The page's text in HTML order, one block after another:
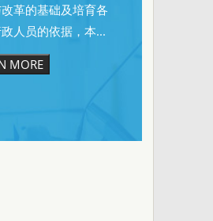
革的基础及培育各
人员的依据，本...
MORE